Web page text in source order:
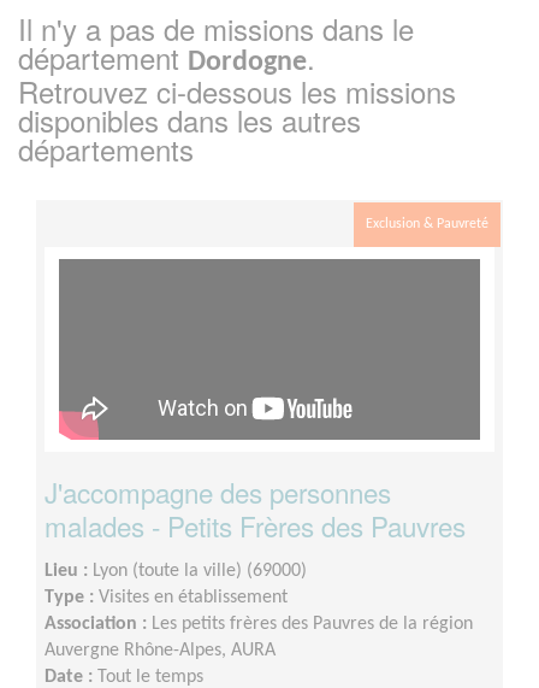
Il n'y a pas de missions dans le
département Dordogne.
Retrouvez ci-dessous les missions
disponibles dans les autres
départements
Exclusion & Pauvreté
J'accompagne des personnes
malades - Petits Frères des Pauvres
Lieu : Lyon (toute la ville) (69000)
Type : Visites en établissement
Association : Les petits frères des Pauvres de la région
Auvergne Rhône-Alpes, AURA
Date : Tout le temps